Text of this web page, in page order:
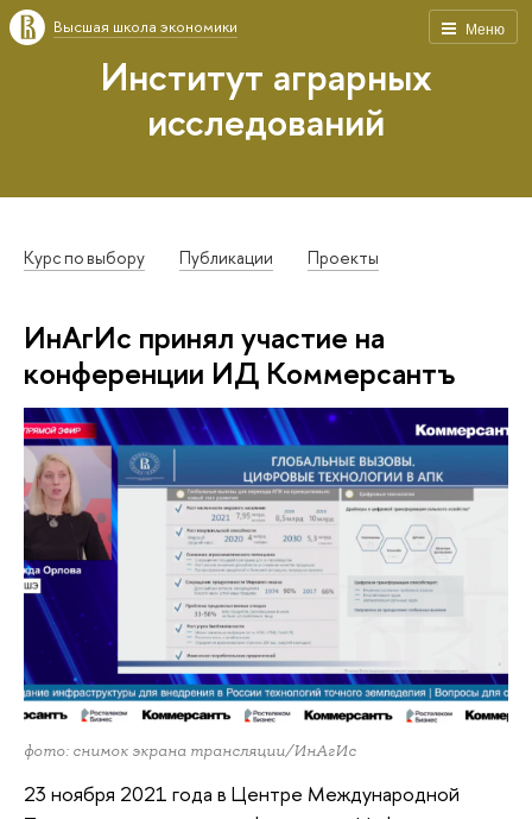
Меню
Высшая школа экономики
Институт аграрных
исследований
Курс по выбору Публикации Проекты
ИнАгИс принял участие на
конференции ИД Коммерсантъ
фото: снимок экрана трансляции/ИнАгИс
23 ноября 2021 года в Центре Международной